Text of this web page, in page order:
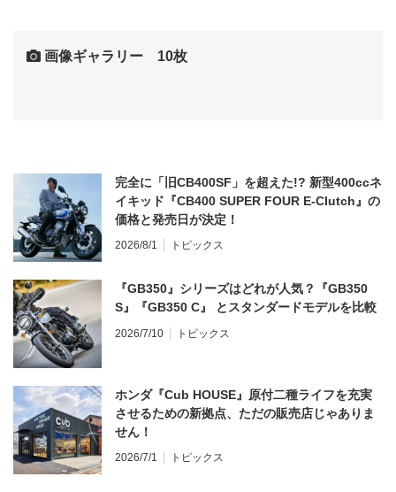
画像ギャラリー 10枚
完全に「旧CB400SF」を超えた!? 新型400ccネ
イキッド『CB400 SUPER FOUR E-Clutch』の
価格と発売日が決定！
2026/8/1 トピックス
『GB350』シリーズはどれが人気？『GB350
S』『GB350 C』 とスタンダードモデルを比較
2026/7/10 トピックス
ホンダ『Cub HOUSE』原付二種ライフを充実
させるための新拠点、ただの販売店じゃありま
せん！
2026/7/1 トピックス